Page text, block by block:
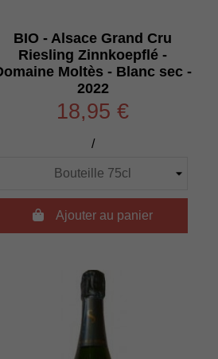
BIO - Alsace Grand Cru
Riesling Zinnkoepflé -
Moltès - Blanc sec -
2022
18,95 €
/
Ajouter au panier